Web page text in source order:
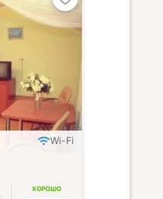
Wi-Fi
ХОРОШО